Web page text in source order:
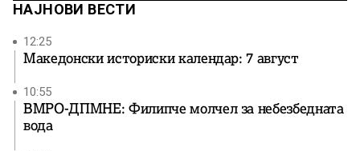
НАЈНОВИ ВЕСТИ
12:25
Македонски историски календар: 7 август
10:55
ВМРО-ДПМНЕ: Филипче молчел за небезбедната
вода